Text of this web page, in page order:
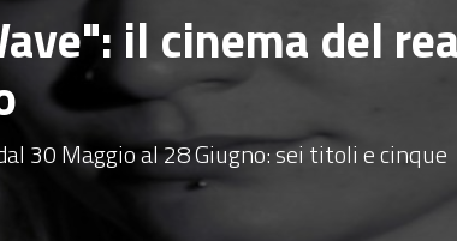
il cinema del
30 Maggio al 28 Giugno: sei titoli e cinque